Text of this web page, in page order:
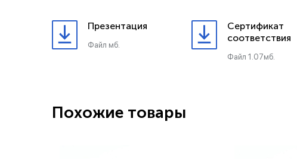
Презентация
Файл мб.
Сертификат
соответствия
Файл 1.07мб.
Похожие товары